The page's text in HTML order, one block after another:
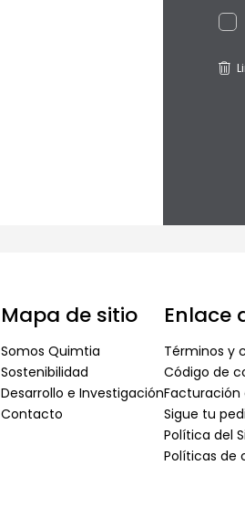
Mapa de sitio
Somos Quimtia
Sostenibilidad
Desarrollo e Investigación
Contacto
Enlace
Términos y
Código de
Sigue tu
Política del
Políticas de